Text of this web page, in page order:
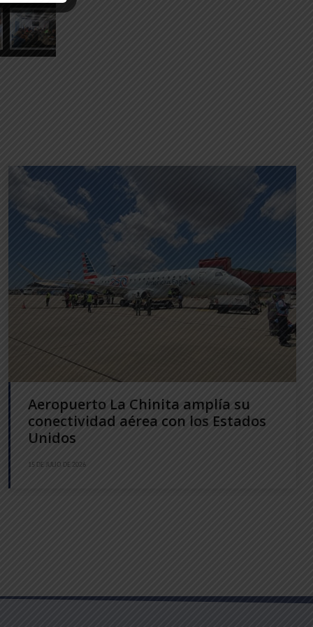
Aeropuerto La Chinita amplía su
conectividad aérea con los Estados
Unidos
15 DE JULIO DE 2026